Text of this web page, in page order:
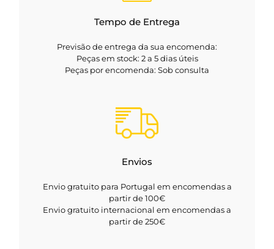
Tempo de Entrega
Previsão de entrega da sua encomenda:
Peças em stock: 2 a 5 dias úteis
Peças por encomenda: Sob consulta
Envios
Envio gratuito para Portugal em encomendas a
partir de 100€
Envio gratuito internacional em encomendas a
partir de 250€